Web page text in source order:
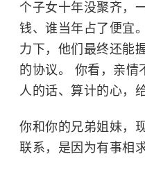
个子女十年没聚齐，
钱、谁当年占了便宜
力下，他们最终还能
的协议。 你看，亲情
人的话、算计的心，
你和你的兄弟姐妹，
联系，是因为有事相